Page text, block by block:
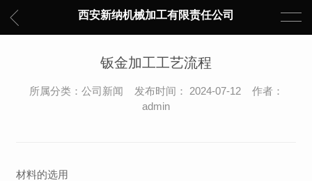
西安新纳机械加工有限责任公司
钣金加工工艺流程
所属分类：公司新闻 发布时间： 2024-07-12 作者：
admin
材料的选用